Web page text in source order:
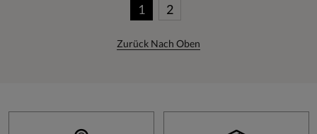
1 2
Zurück Nach Oben